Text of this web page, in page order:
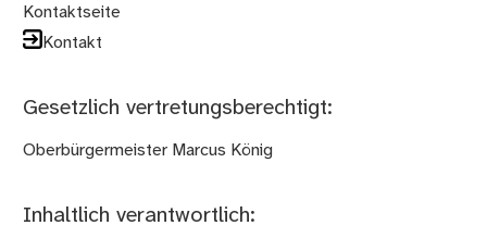
Kontaktseite
Kontakt
Gesetzlich vertretungsberechtigt:
Oberbürgermeister Marcus König
Inhaltlich verantwortlich: